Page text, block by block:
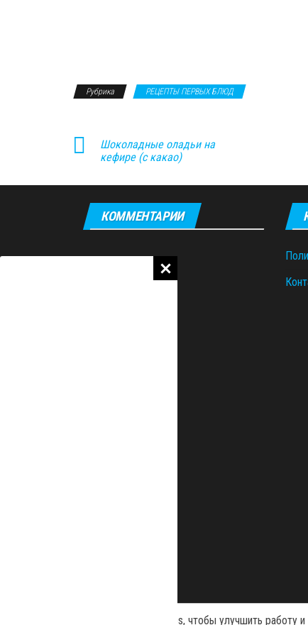
Рубрика РЕЦЕПТЫ ПЕРВЫХ БЛЮД
Шоколадные оладьи на
кефире (с какао)
КОММЕНТАРИИ
Наш сайт использует файлы cookies, чтобы улучшить